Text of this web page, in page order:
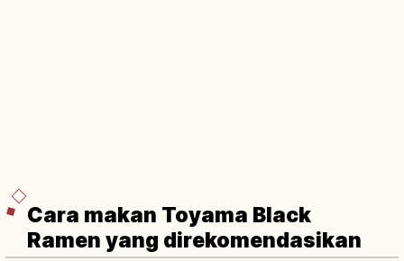
Cara makan Toyama Black
Ramen yang direkomendasikan